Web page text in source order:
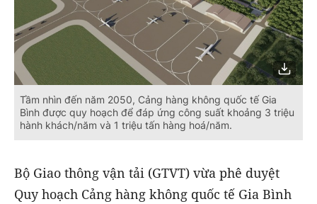
Tầm nhìn đến năm 2050, Cảng hàng không quốc tế Gia
Bình được quy hoạch để đáp ứng công suất khoảng 3 triệu
hành khách/năm và 1 triệu tấn hàng hoá/năm.
Bộ Giao thông vận tải (GTVT) vừa phê duyệt
Quy hoạch Cảng hàng không quốc tế Gia Bình